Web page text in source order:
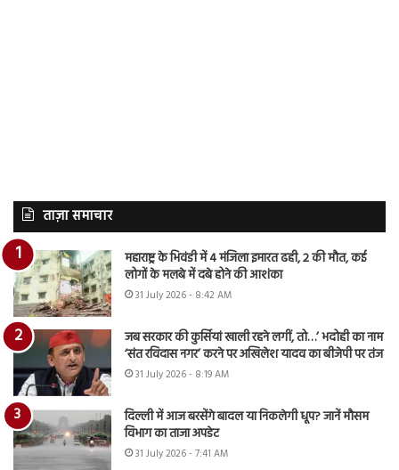
ताज़ा समाचार
महाराष्ट्र के भिवंडी में 4 मंजिला इमारत ढही, 2 की मौत, कई
लोगों के मलबे में दबे होने की आशंका
31 July 2026 - 8:42 AM
जब सरकार की कुर्सियां खाली रहने लगीं, तो…’ भदोही का नाम
‘संत रविदास नगर’ करने पर अखिलेश यादव का बीजेपी पर तंज
31 July 2026 - 8:19 AM
दिल्ली में आज बरसेंगे बादल या निकलेगी धूप? जानें मौसम
विभाग का ताजा अपडेट
31 July 2026 - 7:41 AM